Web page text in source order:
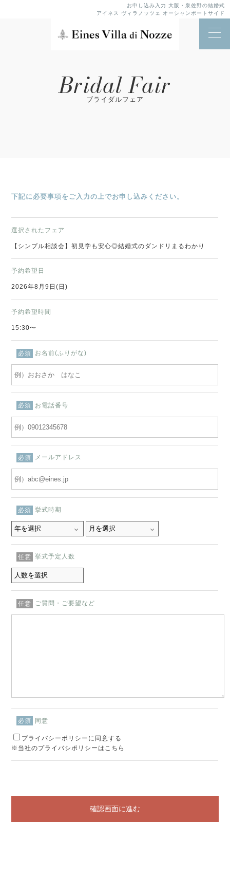
お申し込み入力 大阪・泉佐野の結婚式
アイネス ヴィラノッツェ オーシャンポートサイド
Bridal Fair
ブライダルフェア
下記に必要事項をご入力の上でお申し込みください。
選択されたフェア
【シンプル相談会】初見学も安心◎結婚式のダンドリまるわかり
予約希望日
2026年8月9日(日)
予約希望時間
15:30〜
必須 お名前(ふりがな)
必須 お電話番号
必須 メールアドレス
必須 挙式時期
任意 挙式予定人数
任意 ご質問・ご要望など
必須 同意
プライバシーポリシーに同意する
※当社のプライバシポリシーはこちら
確認画面に進む